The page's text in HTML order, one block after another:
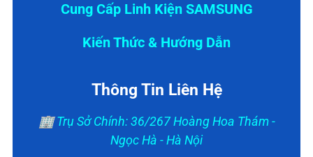
Cung Cấp Linh Kiện SAMSUNG
Kiến Thức & Hướng Dẫn
Thông Tin Liên Hệ
🏢 Trụ Sở Chính: 36/267 Hoàng Hoa Thám -
Ngọc Hà - Hà Nội